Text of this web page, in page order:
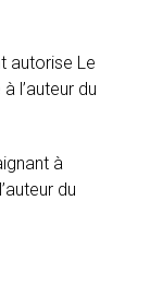
autorise Le
l’auteur du
à
du